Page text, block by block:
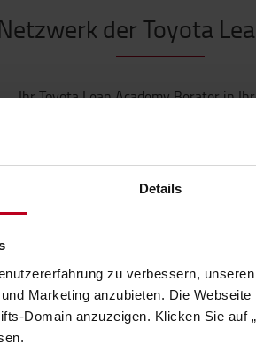
Details
zu verbessern,
Marketing anzubieten. Die
Domain anzuzeigen. Klicken Sie auf
der Toyota
Ihr Toyota Lean Academy Berater in